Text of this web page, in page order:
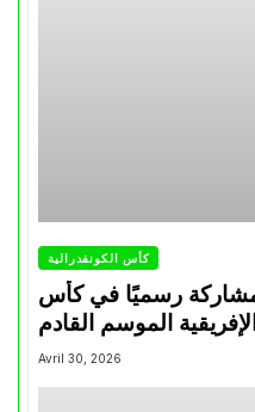
كأس الكونفدرالية
رسميًا في كأس
Avril 30, 2026